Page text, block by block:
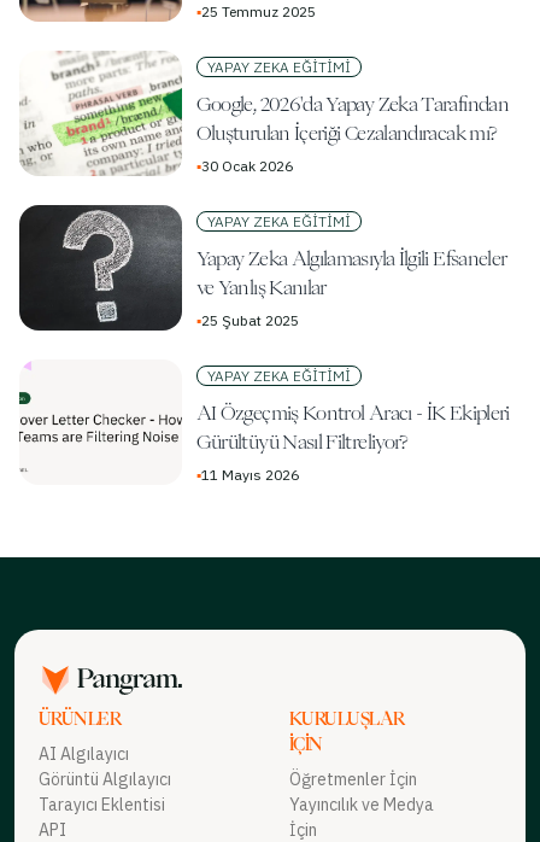
▪25 Temmuz 2025
YAPAY ZEKA EĞITIMI
Google, 2026'da Yapay Zeka Tarafından
Oluşturulan İçeriği Cezalandıracak mı?
▪30 Ocak 2026
YAPAY ZEKA EĞITIMI
Yapay Zeka Algılamasıyla İlgili Efsaneler
ve Yanlış Kanılar
▪25 Şubat 2025
YAPAY ZEKA EĞITIMI
AI Özgeçmiş Kontrol Aracı - İK Ekipleri
Gürültüyü Nasıl Filtreliyor?
▪11 Mayıs 2026
ÜRÜNLER
AI Algılayıcı
Görüntü Algılayıcı
Tarayıcı Eklentisi
API
KURULUŞLAR
İÇIN
Öğretmenler İçin
Yayıncılık ve Medya
İçin